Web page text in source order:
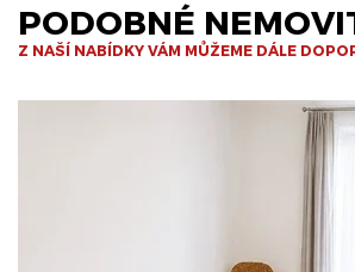
PODOBNÉ
Z NAŠÍ NABÍDKY VÁM MŮŽEME DÁLE